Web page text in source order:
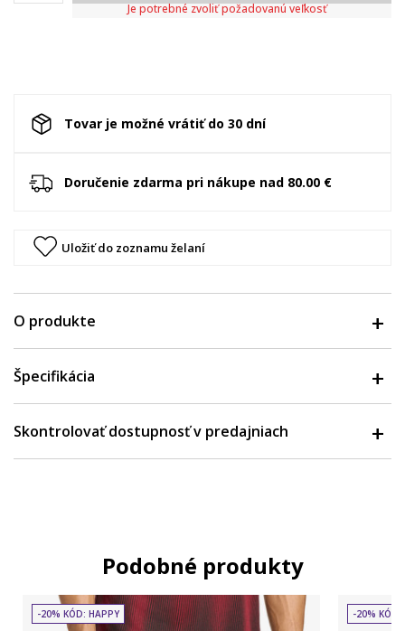
Je potrebné zvoliť požadovanú veľkosť
Tovar je možné vrátiť do 30 dní
Doručenie zdarma pri nákupe nad 80.00 €
Uložiť do zoznamu želaní
O produkte
Špecifikácia
Skontrolovať dostupnosť v predajniach
Podobné produkty
-20% KÓD: HAPPY -20% KÓD: